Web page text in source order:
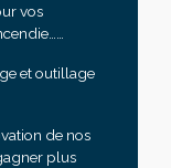
vos
et outillage
de nos
plus